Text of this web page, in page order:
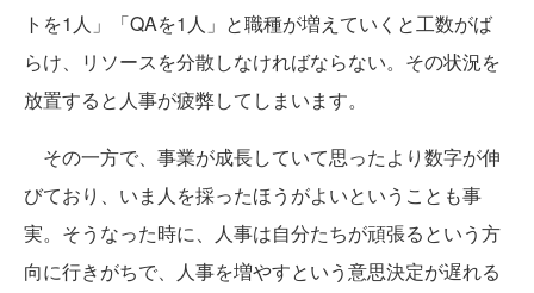
トを1人」「QAを1人」と職種が増えていくと工数がば
らけ、リソースを分散しなければならない。その状況を
放置すると人事が疲弊してしまいます。
その一方で、事業が成長していて思ったより数字が伸
びており、いま人を採ったほうがよいということも事
実。そうなった時に、人事は自分たちが頑張るという方
向に行きがちで、人事を増やすという意思決定が遅れる